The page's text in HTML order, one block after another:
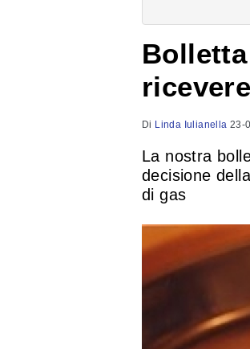
Di Linda Iulianella 23-
La nostra
decisione
di gas